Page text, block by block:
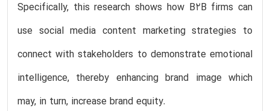
Specifically, this research shows how B2B firms can
use social media content marketing strategies to
connect with stakeholders to demonstrate emotional
intelligence, thereby enhancing brand image which
may, in turn, increase brand equity.